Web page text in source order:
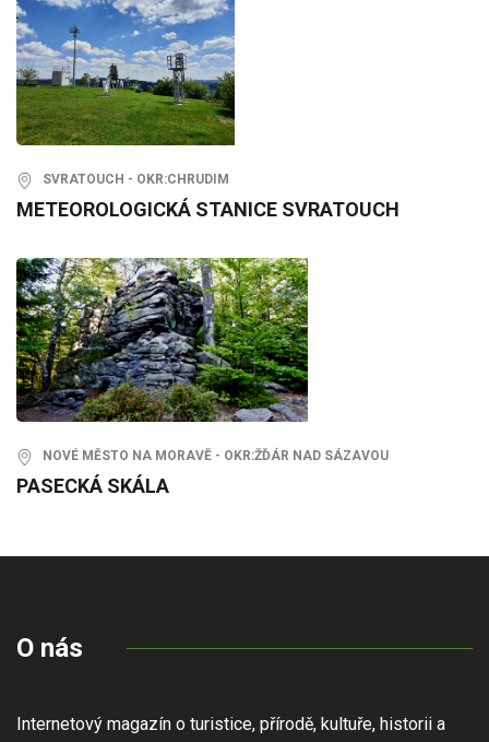
SVRATOUCH - OKR:CHRUDIM
METEOROLOGICKÁ STANICE SVRATOUCH
NOVÉ MĚSTO NA MORAVĚ - OKR:ŽĎÁR NAD SÁZAVOU
PASECKÁ SKÁLA
O nás
Internetový magazín o turistice, přírodě, kultuře, historii a